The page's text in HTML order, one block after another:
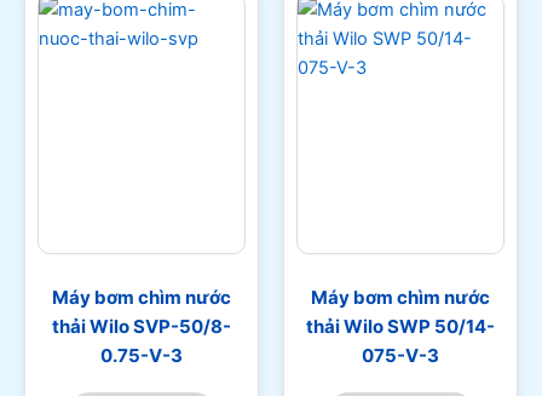
Máy bơm chìm nước
thải Wilo SVP-50/8-
0.75-V-3
Máy bơm chìm nước
thải Wilo SWP 50/14-
075-V-3